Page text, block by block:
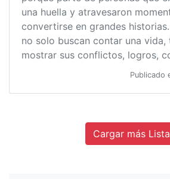
una huella y atravesaron
convertirse en grandes
no solo buscan contar una vida,
mostrar sus conflictos, logros,
Publicado
Cargar más